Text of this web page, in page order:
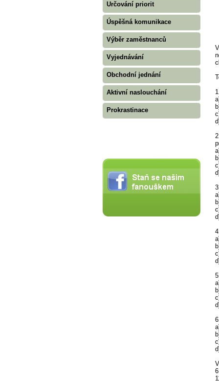
Určování priorit
Úspěšná komunikace
Výběr zaměstnanců
Vyjednávání
Obchodní jednání
Aktivní naslouchání
Prokrastinace